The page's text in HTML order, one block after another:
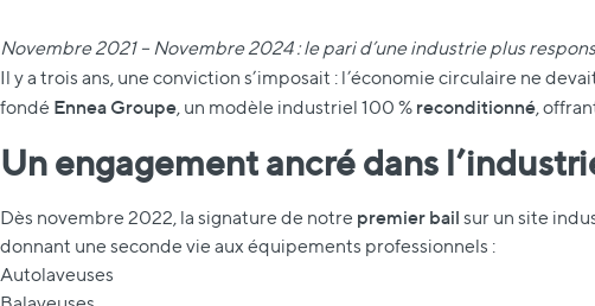
Novembre 2021 – Novembre 2024 : le pari d’une industrie plus
Il y a trois ans, une conviction s’imposait : l’économie circulaire ne
fondé Ennea Groupe, un modèle industriel 100 % reconditionné,
Un engagement ancré dans
Dès novembre 2022, la signature de notre premier bail sur un site
donnant une seconde vie aux équipements professionnels :
Autolaveuses